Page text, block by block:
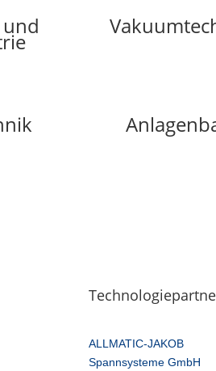
ALLMATIC-JAKOB
Spannsysteme GmbH